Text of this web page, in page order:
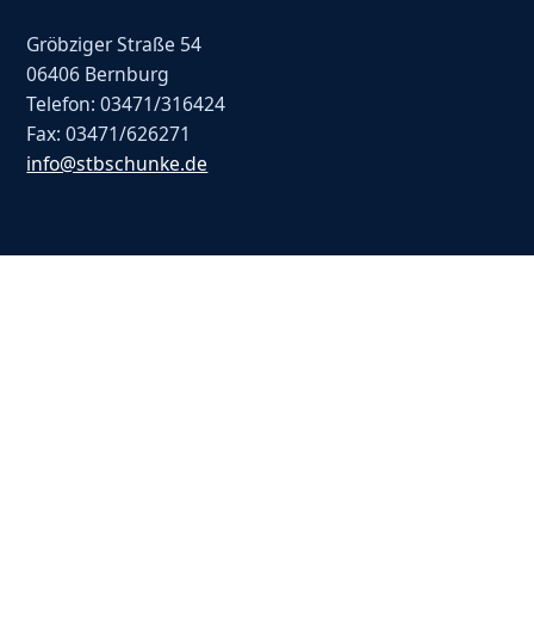
Gröbziger Straße 54
06406 Bernburg
Telefon: 03471/316424
Fax: 03471/626271
info@stbschunke.de